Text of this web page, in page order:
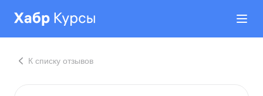
К списку отзывов